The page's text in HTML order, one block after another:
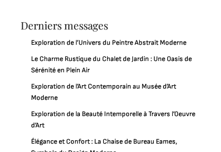
Derniers messages
Exploration de l’Univers du Peintre Abstrait Moderne
Le Charme Rustique du Chalet de Jardin : Une Oasis de
Sérénité en Plein Air
Exploration de l’Art Contemporain au Musée d’Art
Moderne
Exploration de la Beauté Intemporelle à Travers l’Oeuvre
d’Art
Élégance et Confort : La Chaise de Bureau Eames,